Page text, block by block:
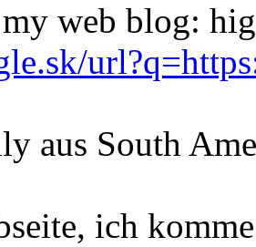
web blog:
aus South
ich